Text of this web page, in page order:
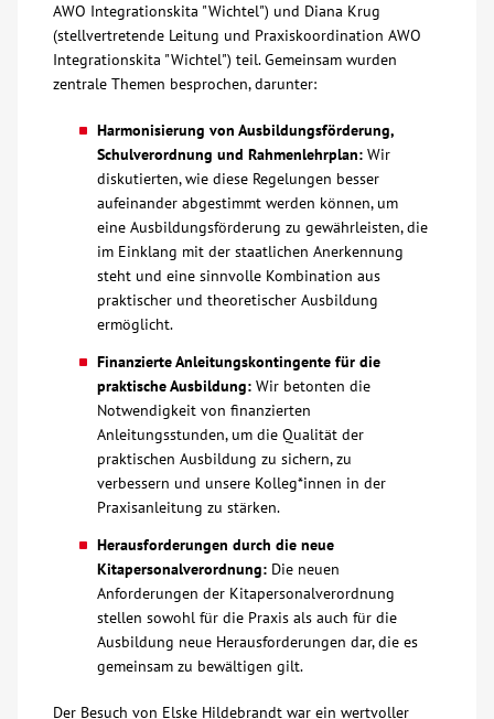
Ausbildung
Glossar
Suche
Kontakt
AWO BB Süd
AWO Integrationskita "Wichtel") und Diana Krug
(stellvertretende Leitung und Praxiskoordination AWO
Integrationskita "Wichtel") teil. Gemeinsam wurden
zentrale Themen besprochen, darunter:
Harmonisierung von Ausbildungsförderung,
Schulverordnung und Rahmenlehrplan: Wir
diskutierten, wie diese Regelungen besser
aufeinander abgestimmt werden können, um
eine Ausbildungsförderung zu gewährleisten, die
im Einklang mit der staatlichen Anerkennung
steht und eine sinnvolle Kombination aus
praktischer und theoretischer Ausbildung
ermöglicht.
Finanzierte Anleitungskontingente für die
praktische Ausbildung: Wir betonten die
Notwendigkeit von finanzierten
Anleitungsstunden, um die Qualität der
praktischen Ausbildung zu sichern, zu
verbessern und unsere Kolleg*innen in der
Praxisanleitung zu stärken.
Herausforderungen durch die neue
Kitapersonalverordnung: Die neuen
Anforderungen der Kitapersonalverordnung
stellen sowohl für die Praxis als auch für die
Ausbildung neue Herausforderungen dar, die es
gemeinsam zu bewältigen gilt.
Der Besuch von Elske Hildebrandt war ein wertvoller